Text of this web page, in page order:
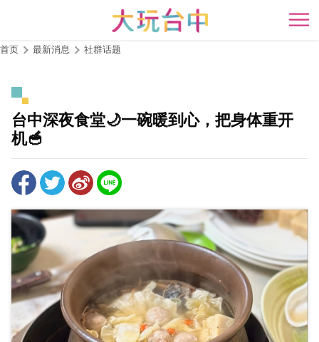
主
要
开
首页 最新消息 社群话题
台中深夜食堂🌙一碗暖到心，把身体重开
机🥣